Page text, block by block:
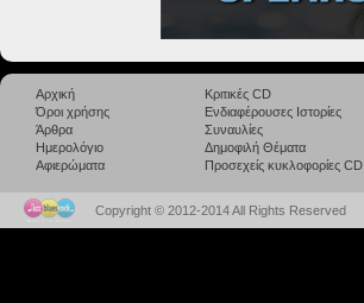
Αρχική
Όροι χρήσης
Άρθρα
Ημερολόγιο
Αφιερώματα
Κριτικές CD
Ενδιαφέρουσες Ιστορίες
Συναυλίες
Δημοφιλή Θέματα
Προσεχείς κυκλοφορίες CD
Copyright © 2012-2014 All Rights Reserved